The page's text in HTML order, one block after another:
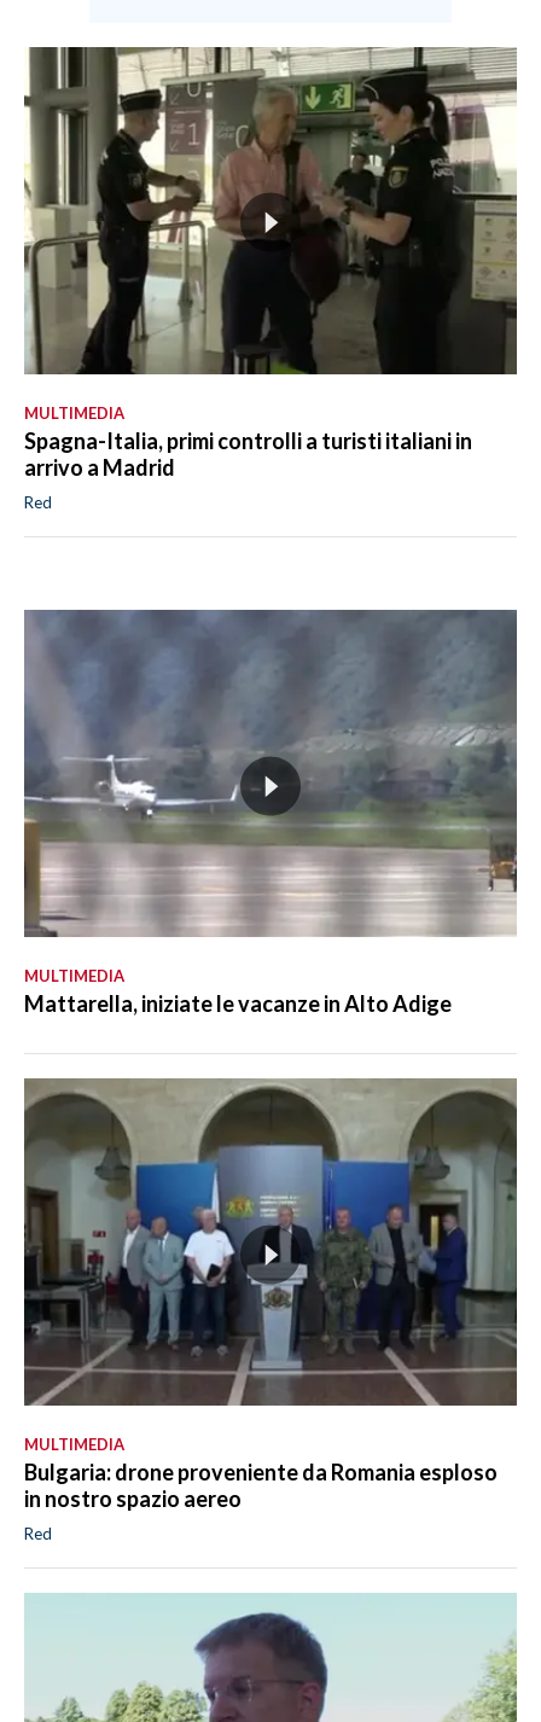
MULTIMEDIA
Spagna-Italia, primi controlli a turisti italiani in
arrivo a Madrid
Red
MULTIMEDIA
Mattarella, iniziate le vacanze in Alto Adige
MULTIMEDIA
Bulgaria: drone proveniente da Romania esploso
in nostro spazio aereo
Red